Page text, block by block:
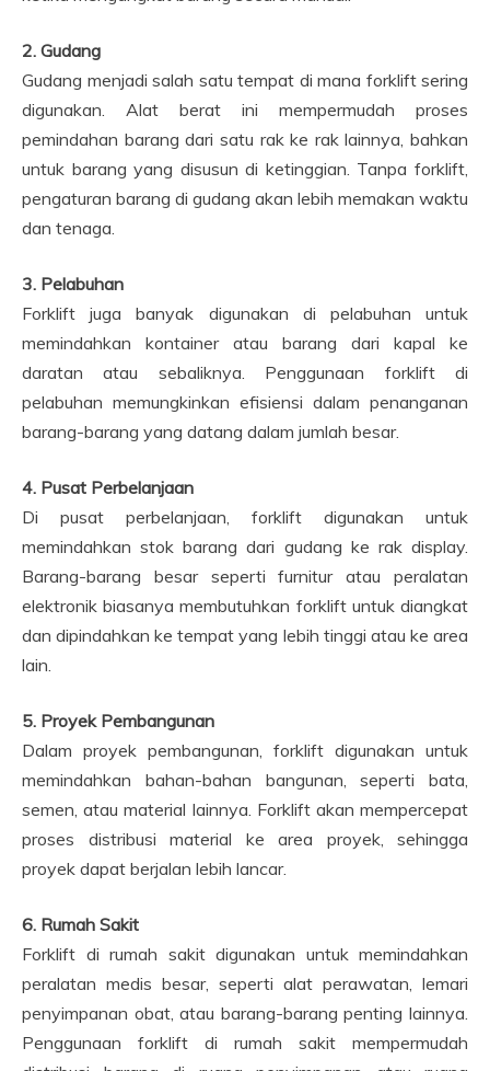
2. Gudang
Gudang menjadi salah satu tempat di mana forklift sering
digunakan. Alat berat ini mempermudah proses
pemindahan barang dari satu rak ke rak lainnya, bahkan
untuk barang yang disusun di ketinggian. Tanpa forklift,
pengaturan barang di gudang akan lebih memakan waktu
dan tenaga.
3. Pelabuhan
Forklift juga banyak digunakan di pelabuhan untuk
memindahkan kontainer atau barang dari kapal ke
daratan atau sebaliknya. Penggunaan forklift di
pelabuhan memungkinkan efisiensi dalam penanganan
barang-barang yang datang dalam jumlah besar.
4. Pusat Perbelanjaan
Di pusat perbelanjaan, forklift digunakan untuk
memindahkan stok barang dari gudang ke rak display.
Barang-barang besar seperti furnitur atau peralatan
elektronik biasanya membutuhkan forklift untuk diangkat
dan dipindahkan ke tempat yang lebih tinggi atau ke area
lain.
5. Proyek Pembangunan
Dalam proyek pembangunan, forklift digunakan untuk
memindahkan bahan-bahan bangunan, seperti bata,
semen, atau material lainnya. Forklift akan mempercepat
proses distribusi material ke area proyek, sehingga
proyek dapat berjalan lebih lancar.
6. Rumah Sakit
Forklift di rumah sakit digunakan untuk memindahkan
peralatan medis besar, seperti alat perawatan, lemari
penyimpanan obat, atau barang-barang penting lainnya.
Penggunaan forklift di rumah sakit mempermudah